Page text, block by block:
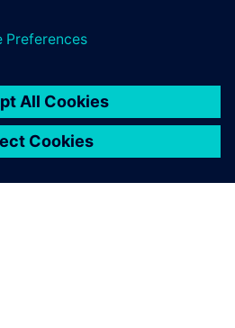
component testing.